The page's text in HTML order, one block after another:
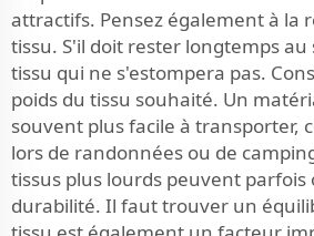
attractifs. Pensez également à la
tissu. S'il doit rester longtemps au
tissu qui ne s'estompera pas.
poids du tissu souhaité. Un
souvent plus facile à transporter,
lors de randonnées ou de
tissus plus lourds peuvent
durabilité. Il faut trouver un